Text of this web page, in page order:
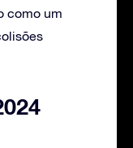
como um